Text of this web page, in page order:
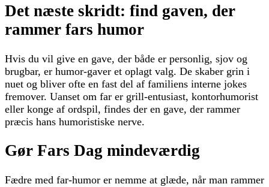
Det næste skridt: find gaven, der
rammer fars humor
Hvis du vil give en gave, der både er personlig, sjov og
brugbar, er humor-gaver et oplagt valg. De skaber grin i
nuet og bliver ofte en fast del af familiens interne jokes
fremover. Uanset om far er grill-entusiast, kontorhumorist
eller konge af ordspil, findes der en gave, der rammer
præcis hans humoristiske nerve.
Gør Fars Dag mindeværdig
Fædre med far-humor er nemme at glæde, når man rammer